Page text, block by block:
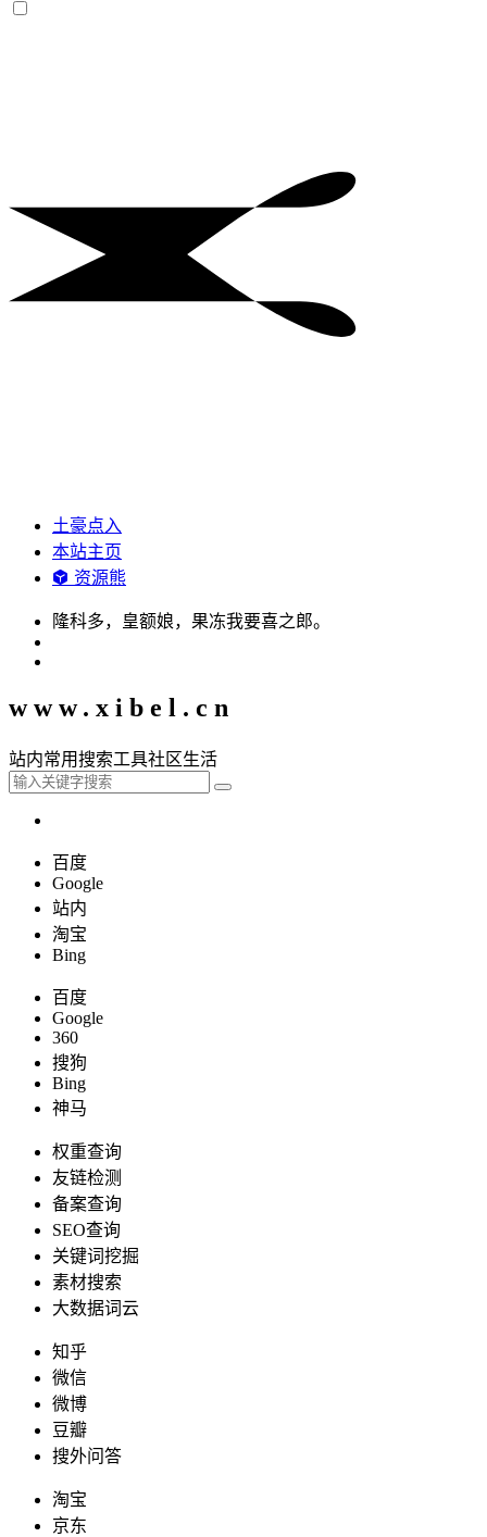
土豪点入
本站主页
资源熊
隆科多，皇额娘，果冻我要喜之郎。
www.xibel.cn
站内常用搜索工具社区生活
百度
Google
站内
淘宝
Bing
百度
Google
360
搜狗
Bing
神马
权重查询
友链检测
备案查询
SEO查询
关键词挖掘
素材搜索
大数据词云
知乎
微信
微博
豆瓣
搜外问答
淘宝
京东